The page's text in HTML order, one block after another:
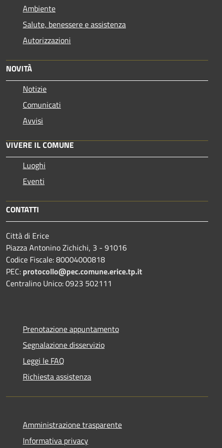
Ambiente
Salute, benessere e assistenza
Autorizzazioni
NOVITÀ
Notizie
Comunicati
Avvisi
VIVERE IL COMUNE
Luoghi
Eventi
CONTATTI
Città di Erice
Piazza Antonino Zichichi, 3 - 91016
Codice Fiscale: 80004000818
PEC: protocollo@pec.comune.erice.tp.it
Centralino Unico: 0923 502111
Prenotazione appuntamento
Segnalazione disservizio
Leggi le FAQ
Richiesta assistenza
Amministrazione trasparente
Informativa privacy